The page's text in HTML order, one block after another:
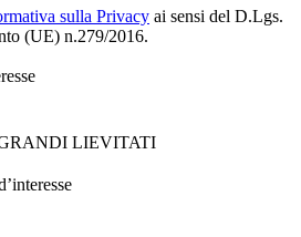
sulla Privacy ai sensi del D.Lgs.
(UE) n.279/2016.
LIEVITATI